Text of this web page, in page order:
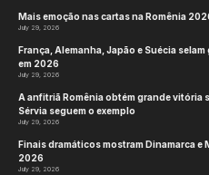
Mais emoção nas cartas na Romênia
July 29, 2026
França, Alemanha, Japão e Suécia
em 2026
July 29, 2026
A anfitriã Romênia obtém grande vitória
Sérvia seguem o exemplo
July 29, 2026
Finais dramáticos mostram Dinamarca
2026
July 29, 2026